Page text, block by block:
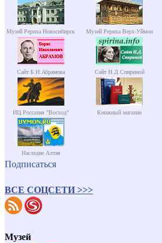
Музей Рериха Новосибирск Музей Рериха Верх-Уймон
Сайт Б.Н.Абрамова Сайт Н.Д.Спириной
ИЦ Россазия "Восход" Книжный магазин
Наследие Алтая
Подписаться
ВСЕ СОЦСЕТИ >>>
Музей